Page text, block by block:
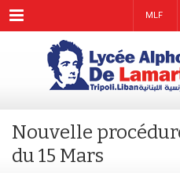
Menu MLF
Nouvelle
du 15 Mars